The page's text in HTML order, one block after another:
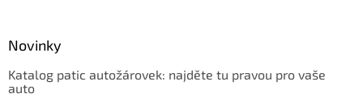
Novinky
Katalog patic autožárovek: najděte tu pravou pro vaše
auto